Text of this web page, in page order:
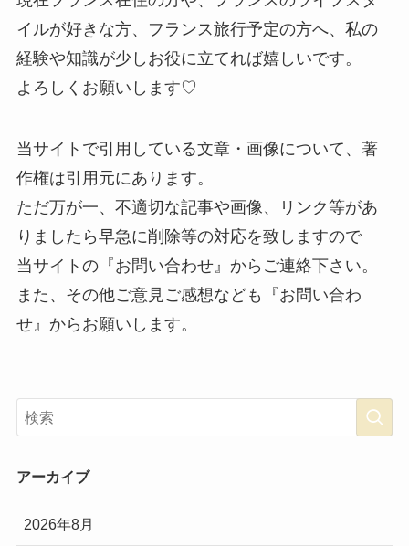
イルが好きな方、フランス旅行予定の方へ、私の
経験や知識が少しお役に立てれば嬉しいです。
よろしくお願いします♡
当サイトで引用している文章・画像について、著
作権は引用元にあります。
ただ万が一、不適切な記事や画像、リンク等があ
りましたら早急に削除等の対応を致しますので
当サイトの『お問い合わせ』からご連絡下さい。
また、その他ご意見ご感想なども『お問い合わ
せ』からお願いします。
アーカイブ
2026年8月